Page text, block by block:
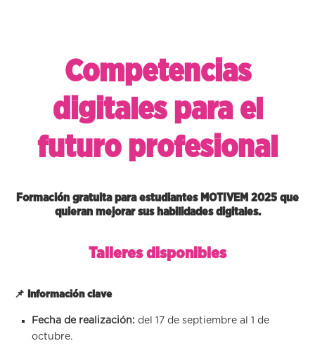
Competencias
digitales para el
futuro profesional
Formación gratuitapara estudiantes MOTIVEM 2025 que
quieran mejorar sus habilidades digitales.
Talleres disponibles
📌 Información clave
Fecha de realización: del 17 de septiembre al 1 de
octubre.